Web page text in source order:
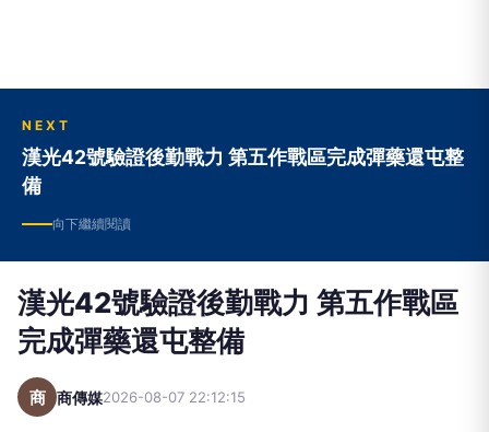
NEXT
漢光42號驗證後勤戰力 第五作戰區完成彈藥還屯整
備
向下繼續閱讀
漢光42號驗證後勤戰力 第五作戰區
完成彈藥還屯整備
商 商傳媒2026-08-07 22:12:15